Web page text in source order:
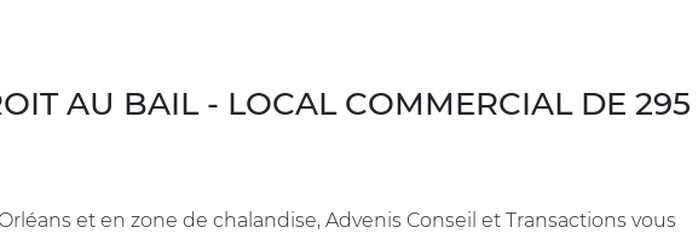
AU BAIL - LOCAL COMMERCIAL DE 295
et en zone de chalandise, Advenis Conseil et Transactions vous